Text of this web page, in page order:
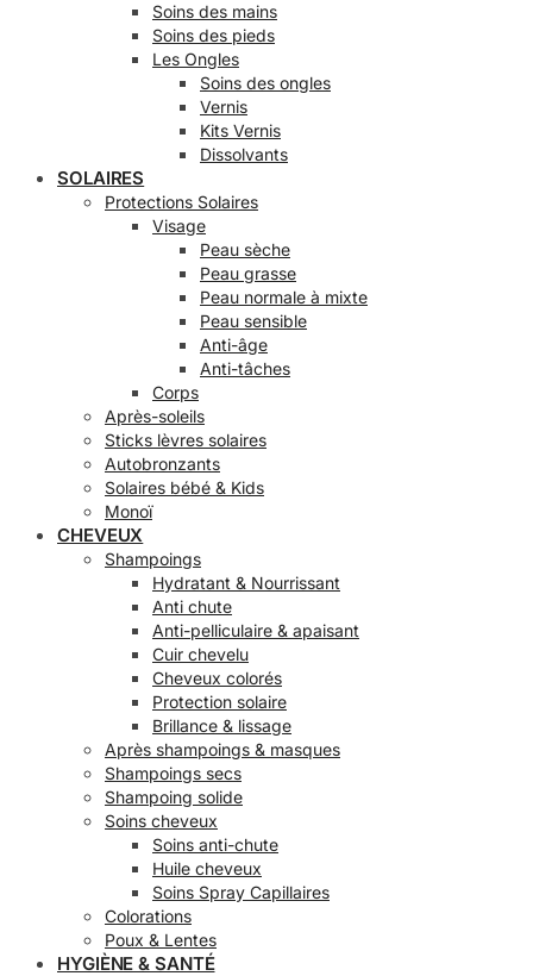
Soins des mains
Soins des pieds
Les Ongles
Soins des ongles
Vernis
Kits Vernis
Dissolvants
SOLAIRES
Protections Solaires
Visage
Peau sèche
Peau grasse
Peau normale à mixte
Peau sensible
Anti-âge
Anti-tâches
Corps
Après-soleils
Sticks lèvres solaires
Autobronzants
Solaires bébé & Kids
Monoï
CHEVEUX
Shampoings
Hydratant & Nourrissant
Anti chute
Anti-pelliculaire & apaisant
Cuir chevelu
Cheveux colorés
Protection solaire
Brillance & lissage
Après shampoings & masques
Shampoings secs
Shampoing solide
Soins cheveux
Soins anti-chute
Huile cheveux
Soins Spray Capillaires
Colorations
Poux & Lentes
HYGIÈNE & SANTÉ